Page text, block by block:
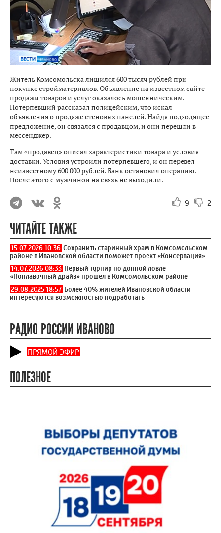
Житель Комсомольска лишился 600 тысяч рублей при
покупке стройматериалов. Объявление на известном сайте
продажи товаров и услуг оказалось мошенническим.
Потерпевший рассказал полицейским, что искал
объявления о продаже стеновых панелей. Найдя подходящее
предложение, он связался с продавцом, и они перешли в
мессенджер.
Там «продавец» описал характеристики товара и условия
доставки. Условия устроили потерпевшего, и он перевёл
неизвестному 600 000 рублей. Банк остановил операцию.
После этого с мужчиной на связь не выходили.
9 2
ЧИТАЙТЕ ТАКЖЕ
15.07.2026 10:36 Сохранить старинный храм в Комсомольском
районе в Ивановской области поможет проект «Консервация»
14.07.2026 08:33 Первый турнир по донной ловле
«Поплавочный драйв» прошел в Комсомольском районе
29.08.2025 18:57 Более 40% жителей Ивановской области
интересуются возможностью подработать
РАДИО РОССИИ ИВАНОВО
ПРЯМОЙ ЭФИР
ПОЛЕЗНОЕ